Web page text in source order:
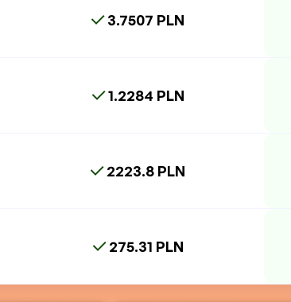
3.7507 PLN
1.2284 PLN
2223.8 PLN
275.31 PLN